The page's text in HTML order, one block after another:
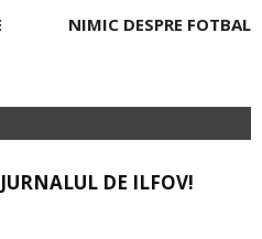
NIMIC DESPRE FOTBAL
DE ILFOV!